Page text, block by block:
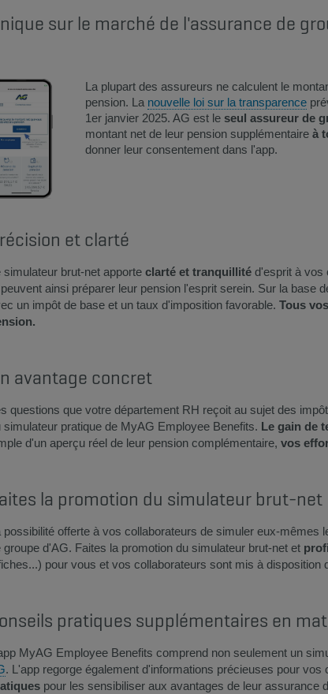
sur le marché de l'assurance de
La plupart des assureurs ne calculent le
pension. La nouvelle loi sur la transparence
1er janvier 2025. AG est le seul assureur de
montant net de leur pension supplémentaire à
donner leur consentement dans l'app.
et clarté
simulateur brut-net apporte clarté et tranquillité d'esprit à vos
ainsi préparer leur pension l'esprit serein. Sur la base
un impôt de base et un taux d'imposition favorabl​e. Tous
avantage concret​
questions que votre département RH reçoit au sujet des
simulateur pratique de MyAG Employee Benefits. Le gain de
d'un aperçu réel de leur pension complémentaire, vos
la promotion du simulateur brut-net​​
possibilité offerte à vos collaborateurs de simuler eux-
groupe d'AG. Faites la promotion du simulateur brut-net et
pour vous et vos collaborateurs sont mis à
pratiques supplémentaires en
MyAG Employee Benefits comprend non seulement un
. L'app regorge également d'informations précieuses pour
pour les sensibiliser aux avantages de leur assurance